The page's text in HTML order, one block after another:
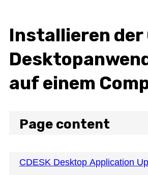
Installieren der
auf einem
Page content
CDESK Desktop Application